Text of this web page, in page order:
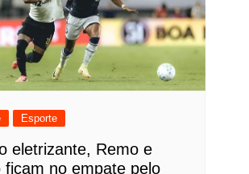
Esporte
eletrizante, Remo e
ficam no empate pelo